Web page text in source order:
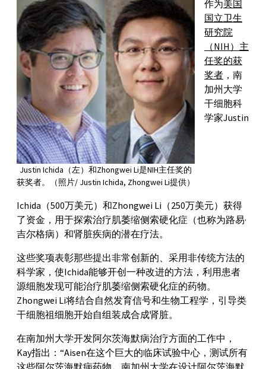
Justin Ichida（左）和Zhongwei Li是NIH主任奖的
获奖者。（照片/ Justin Ichida, Zhongwei Li提供）
作为美国
国立卫生
研究院
（NIH）主
任奖的获
奖者 ，南
加州大学
干细胞科
学家Justin
Ichida（500万美元）和Zhongwei Li（250万美元）获得
了资金，用于探索治疗肌萎缩侧索硬化症（也称为路易·
吉尔格病）和肾脏疾病的潜在疗法。
这些奖项表彰那些提出非常创新的、采用非传统方法的
科学家，使Ichida能够开创一种改进的方法，利用患者
源细胞发现可能治疗肌萎缩侧索硬化症的药物。
Zhongwei Li将结合自然发育信号和生物工程学，引导类
干细胞祖细胞开始自组装成合成肾脏。
在南加州大学开发阿尔茨海默病治疗方面的工作中，
Kay指出：“Aisen在这个巨大的临床试验中心，测试所有
这些阿尔茨海默病药物。南加州大学在设计阿尔茨海默